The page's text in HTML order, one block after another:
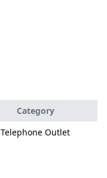
Category
Telephone Outlet